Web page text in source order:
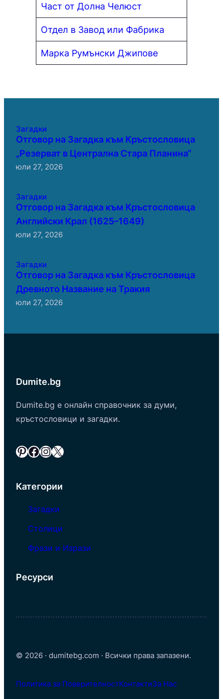
Част от Долна Челюст
Отдел в Завод или Фабрика
Марка Румънски Джипове
Загадки
Отговор на Загадка към Кръстословица
„Резерват в Централна Стара Планина“
юли 27, 2026
Загадки
Отговор на Загадка към Кръстословица
Английски Крал (1625–1649)
юли 27, 2026
Загадки
Отговор на Загадка към Кръстословица
Древното Название на Тракия
юли 27, 2026
Dumite.bg
Dumite.bg е онлайн справочник за думи,
кръстословици и загадки.
Pinterest Facebook InstagramX
Категории
Загадки
Столици
Фрази и Изрази
Ресурси
© 2026 · dumitebg.com · Всички права запазени.
Политика за ПоверителностКонтактиЗа Нас